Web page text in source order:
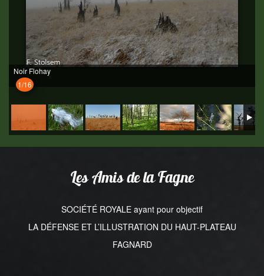
Noir Flohay
1/16
Les Amis de la Fagne
SOCIÉTÉ ROYALE ayant pour objectif
LA DÉFENSE ET L’ILLUSTRATION DU HAUT-PLATEAU
FAGNARD